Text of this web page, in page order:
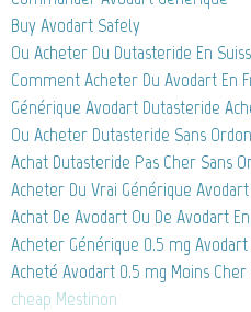
Buy Avodart Safely
Ou Acheter Du Dutasteride En
Comment Acheter Du Avodart En
Générique Avodart Dutasteride
Ou Acheter Dutasteride Sans
Achat Dutasteride Pas Cher Sans
Acheter Du Vrai Générique
Achat De Avodart Ou De Avodart
Acheter Générique 0.5 mg
Acheté Avodart 0.5 mg Moins Cher
cheap Mestinon